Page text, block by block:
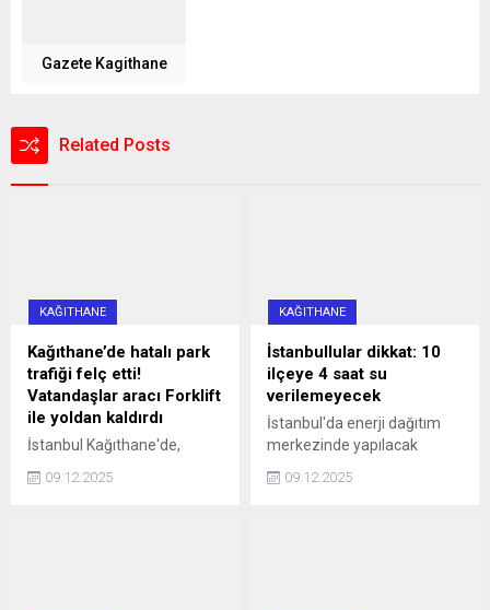
Gazete Kagithane
Related Posts
KAĞITHANE
Kağıthane’de hatalı park
trafiği felç etti!
Vatandaşlar aracı Forklift
ile yoldan kaldırdı
İstanbul Kağıthane'de,
Sarıgöl Caddesi üzerinde
saat 16.00 sularında 34 SS
09.12.2025
KAĞITHANE
İstanbullular dikkat: 10
ilçeye 4 saat su
verilemeyecek
İstanbul'da enerji dağıtım
merkezinde yapılacak
çalışmalar nedeniyle yarın
10 ilçeye 4 saat su
09.12.2025